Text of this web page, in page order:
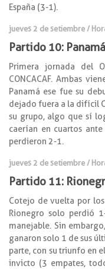
España (3-1).
jueves 2 de setiembre /
Partido 10:
Primera jornada del
CONCACAF. Ambas
Panamá ese fue su
dejado fuera a la difícil
su grupo, algo que sí
caerían en cuartos
perdieron 2-1.
jueves 2 de setiembre /
Partido 11:
Cotejo de vuelta por
Rionegro solo perdió
manejable. Sin
ganaron solo 1 de sus
parte, con su triunfo en
invicto (3 empates,